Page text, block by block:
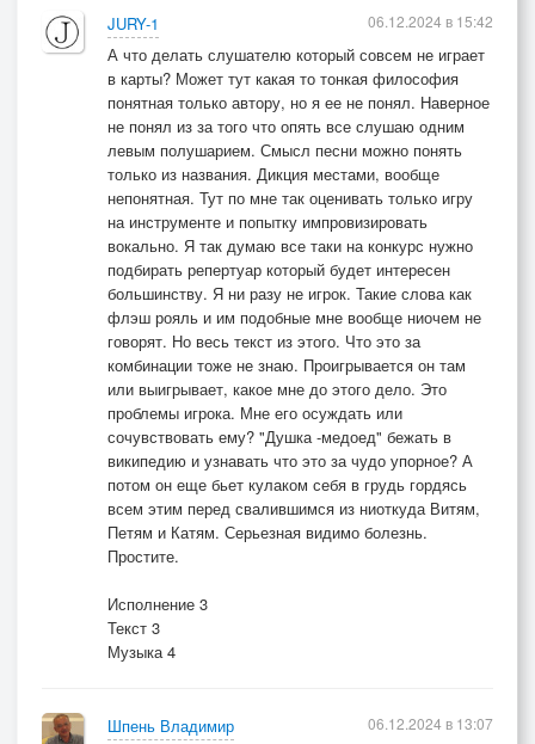
Вот так вот, Кать -
Я так решил!
JURY-1
А что делать слушателю который совсем не играет
в карты? Может тут какая то тонкая философия
понятная только автору, но я ее не понял. Наверное
не понял из за того что опять все слушаю одним
левым полушарием. Смысл песни можно понять
только из названия. Дикция местами, вообще
непонятная. Тут по мне так оценивать только игру
на инструменте и попытку импровизировать
вокально. Я так думаю все таки на конкурс нужно
подбирать репертуар который будет интересен
большинству. Я ни разу не игрок. Такие слова как
флэш рояль и им подобные мне вообще ниочем не
говорят. Но весь текст из этого. Что это за
комбинации тоже не знаю. Проигрывается он там
или выигрывает, какое мне до этого дело. Это
проблемы игрока. Мне его осуждать или
сочувствовать ему? "Душка -медоед" бежать в
википедию и узнавать что это за чудо упорное? А
потом он еще бьет кулаком себя в грудь гордясь
всем этим перед свалившимся из ниоткуда Витям,
Петям и Катям. Серьезная видимо болезнь.
Простите.
Исполнение 3
Текст 3
Музыка 4
06.12.2024 в 15:42
Шпень Владимир
06.12.2024 в 13:07